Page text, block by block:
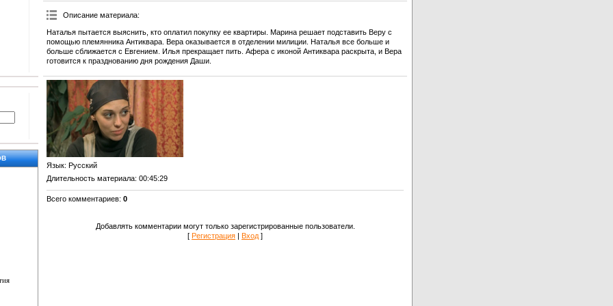
Описание материала:
Наталья пытается выяснить, кто оплатил покупку ее квартиры. Марина решает подставить Веру с
помощью племянника Антиквара. Вера оказывается в отделении милиции. Наталья все больше и
больше сближается с Евгением. Илья прекращает пить. Афера с иконой Антиквара раскрыта, и Вера
готовится к празднованию дня рождения Даши.
Язык: Русский
Длительность материала: 00:45:29
Всего комментариев: 0
Добавлять комментарии могут только зарегистрированные пользователи.
[ Регистрация | Вход ]